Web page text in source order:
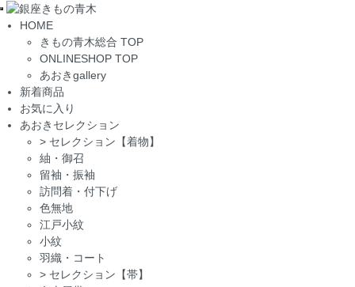
Toggle
navigation
HOME
きもの青木総合 TOP
ONLINESHOP TOP
あおきgallery
新着商品
お気に入り
あおきセレクション
> セレクション【着物】
紬・御召
留袖・振袖
訪問着・付下げ
色無地
江戸小紋
小紋
羽織・コート
> セレクション【帯】